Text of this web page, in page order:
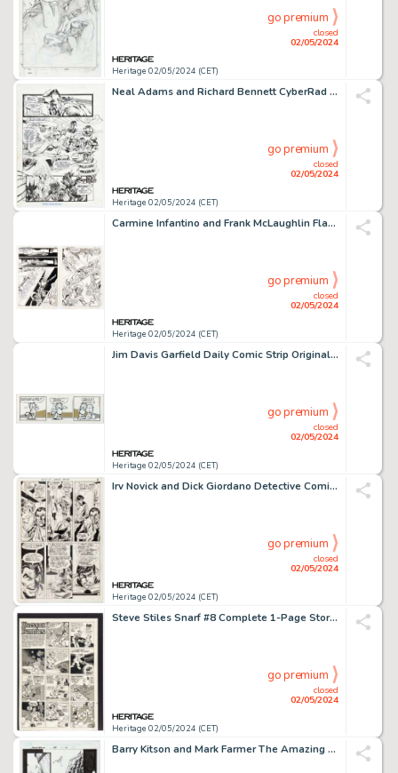
Heritage 02/05/2024 (CET)
closed
02/05/2024
go premium
Neal Adams and Richard Bennett CyberRad Deathwatch 2000 #1 Story Page 2 Original Art (Continuity, 1993).
Heritage 02/05/2024 (CET)
closed
02/05/2024
go premium
Carmine Infantino and Frank McLaughlin Flash #337 Story Pages 15 & 22 Original Art (DC, 1984). (Total: 2 Original Art)
Heritage 02/05/2024 (CET)
closed
02/05/2024
go premium
Jim Davis Garfield Daily Comic Strip Original Art dated 5-5-94 (United Feature Syndicate, 1994).
Heritage 02/05/2024 (CET)
closed
02/05/2024
go premium
Irv Novick and Dick Giordano Detective Comics #418 Story Page 8 Original Art (DC, 1971).
Heritage 02/05/2024 (CET)
closed
02/05/2024
go premium
Steve Stiles Snarf #8 Complete 1-Page Story "Livestock Funnies" Original Art (Kitchen Sink, 1978).
Heritage 02/05/2024 (CET)
closed
02/05/2024
go premium
Barry Kitson and Mark Farmer The Amazing Spider-Man #558 Story Page 13 Original Art (Marvel, 2008).